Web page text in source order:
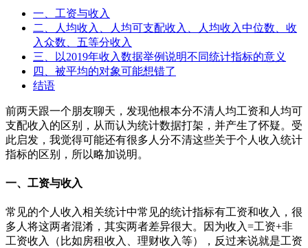
一、工资与收入
二、人均收入、人均可支配收入、人均收入中位数、收
入众数、五等分收入
三、以2019年收入数据举例说明不同统计指标的意义
四、被平均的对象可能想错了
结语
前两天跟一个朋友聊天，发现他根本分不清人均工资和人均可
支配收入的区别，从而认为统计数据打架，并产生了怀疑。受
此启发，我觉得可能还有很多人分不清这些关于个人收入统计
指标的区别，所以略加说明。
一、工资与收入
常见的个人收入相关统计中常见的统计指标有工资和收入，很
多人将这两者混淆，其实两者差异很大。因为收入=工资+非
工资收入（比如房租收入、理财收入等），反过来说就是工资